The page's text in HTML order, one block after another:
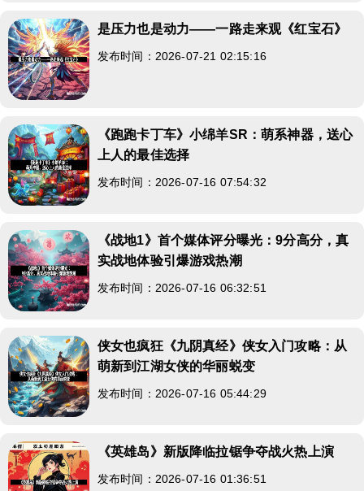
是压力也是动力——一路走来观《红宝石》
发布时间：2026-07-21 02:15:16
《跑跑卡丁车》小绵羊SR：萌系神器，送心
上人的最佳选择
发布时间：2026-07-16 07:54:32
《战地1》首个媒体评分曝光：9分高分，真
实战地体验引爆游戏热潮
发布时间：2026-07-16 06:32:51
侠女也疯狂《九阴真经》侠女入门攻略：从
萌新到江湖女侠的华丽蜕变
发布时间：2026-07-16 05:44:29
《英雄岛》新版降临拉锯争夺战火热上演
发布时间：2026-07-16 01:36:51